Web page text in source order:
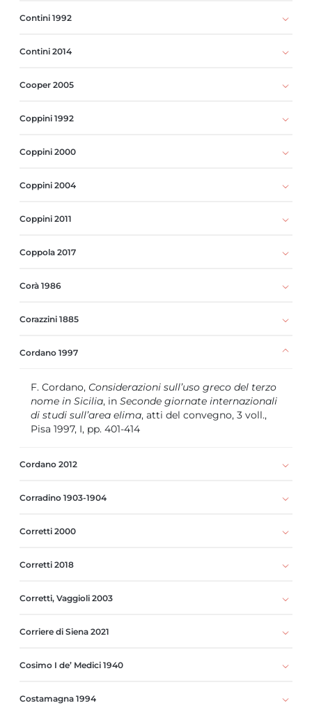
Contini 1992
Contini 2014
Cooper 2005
Coppini 1992
Coppini 2000
Coppini 2004
Coppini 2011
Coppola 2017
Corà 1986
Corazzini 1885
Cordano 1997
F. Cordano, Considerazioni sull’uso greco del terzo
nome in Sicilia, in Seconde giornate internazionali
di studi sull’area elima, atti del convegno, 3 voll.,
Pisa 1997, I, pp. 401-414
Cordano 2012
Corradino 1903-1904
Corretti 2000
Corretti 2018
Corretti, Vaggioli 2003
Corriere di Siena 2021
Cosimo I de’ Medici 1940
Costamagna 1994